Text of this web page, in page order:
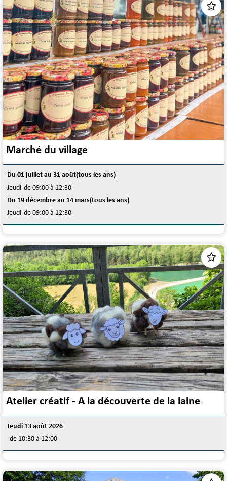
Marché du village
Du 01 juillet au 31 août(tous les ans)
Jeudi de 09:00 à 12:30
Du 19 décembre au 14 mars(tous les ans)
Jeudi de 09:00 à 12:30
Atelier créatif - A la découverte de la laine
Jeudi 13 août 2026
de 10:30 à 12:00